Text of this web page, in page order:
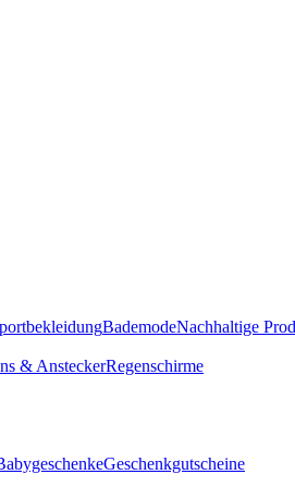
BademodeNachhaltige
& AnsteckerRegenschirme
Geschenkgutscheine